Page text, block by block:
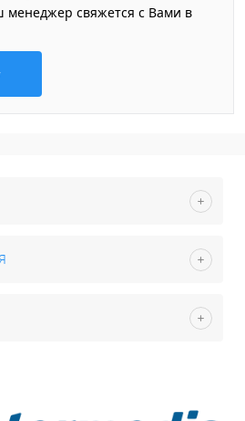
менеджер свяжется с Вами в